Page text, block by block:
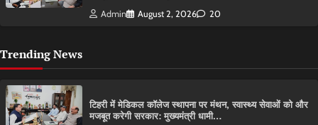
Admin August 2, 2026 20
Trending News
टिहरी में मेडिकल कॉलेज स्थापना पर मंथन, स्वास्थ्य सेवाओं को और
मजबूत करेगी सरकार: मुख्यमंत्री धामी…